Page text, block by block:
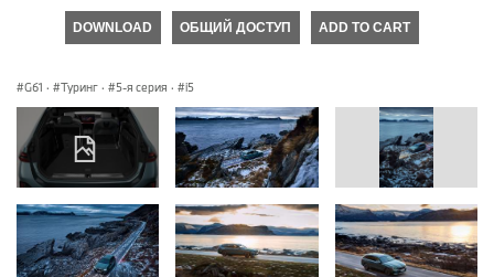
DOWNLOAD ОБЩИЙ ДОСТУП ADD TO CART
G61 · Туринг · 5-я серия · i5